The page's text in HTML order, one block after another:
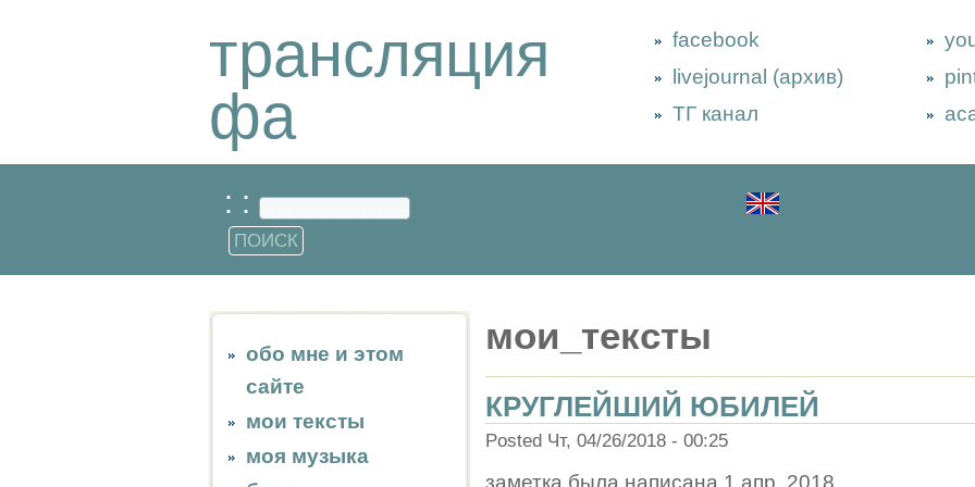
трансляция
фа
facebook
livejournal (архив)
ТГ канал
: :
обо мне и этом
сайте
мои тексты
моя музыка
мои_тексты
КРУГЛЕЙШИЙ ЮБИЛЕЙ
Posted Чт, 04/26/2018 - 00:25
заметка была написана 1 апр. 2018